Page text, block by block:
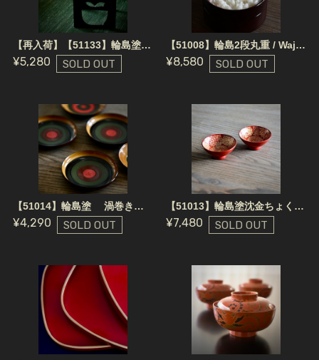
【再入荷】【51133】輪島塗 黒のお膳 金縁 明治/ Black Nuri Footed Tray - Gold Rim / Meiji Era
¥5,280 SOLD OUT
【51008】輪島2段丸重 / Wajimanuri Bento Box
¥8,580 SOLD OUT
【51014】輪島塗 渦巻きもよう小皿 （1枚） / Wajima Nuri Wooden Plate - swirl
¥4,290 SOLD OUT
【51013】輪島塗沈金ちょく（1個） 明治 / Wajima Nuri Cup / Meiji Era
¥7,480 SOLD OUT